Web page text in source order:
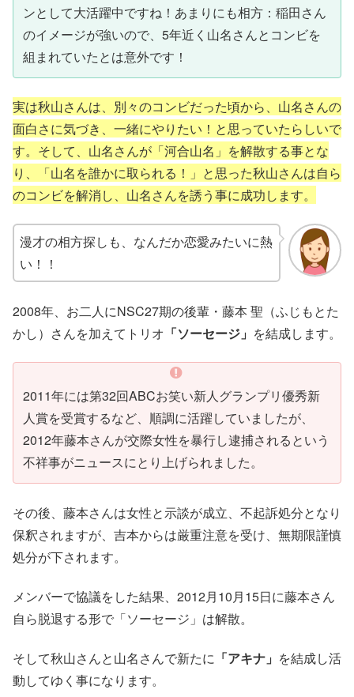
ンとして大活躍中ですね！あまりにも相方：稲田さん
のイメージが強いので、5年近く山名さんとコンビを
組まれていたとは意外です！
実は秋山さんは、別々のコンビだった頃から、山名さんの
面白さに気づき、一緒にやりたい！と思っていたらしいで
す。そして、山名さんが「河合山名」を解散する事とな
り、「山名を誰かに取られる！」と思った秋山さんは自ら
のコンビを解消し、山名さんを誘う事に成功します。
漫才の相方探しも、なんだか恋愛みたいに熱
い！！
2008年、お二人にNSC27期の後輩・藤本 聖（ふじもとた
かし）さんを加えてトリオ 「ソーセージ」 を結成します。
2011年には第32回ABCお笑い新人グランプリ優秀新
人賞を受賞するなど、順調に活躍していましたが、
2012年藤本さんが交際女性を暴行し逮捕されるという
不祥事がニュースにとり上げられました。
その後、藤本さんは女性と示談が成立、不起訴処分となり
保釈されますが、吉本からは厳重注意を受け、無期限謹慎
処分が下されます。
メンバーで協議をした結果、2012月10月15日に藤本さん
自ら脱退する形で「ソーセージ」は解散。
そして秋山さんと山名さんで新たに 「アキナ」 を結成し活
動してゆく事になります。